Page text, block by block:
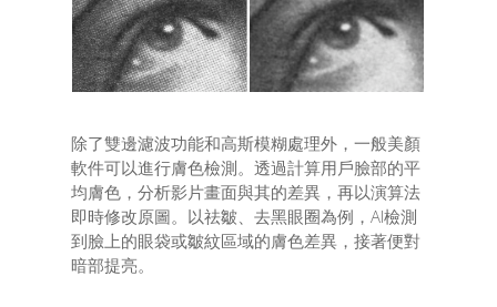
除了雙邊濾波功能和高斯模糊處理外，一般美顏
軟件可以進行膚色檢測。透過計算用戶臉部的平
均膚色，分析影片畫面與其的差異，再以演算法
即時修改原圖。以祛皺、去黑眼圈為例，AI檢測
到臉上的眼袋或皺紋區域的膚色差異，接著便對
暗部提亮。